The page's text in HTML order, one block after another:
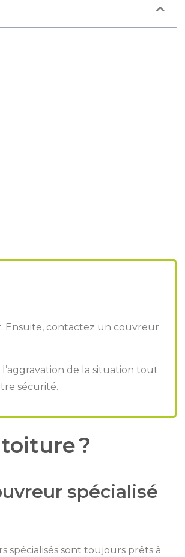
Ensuite, contactez un couvreur
de la situation tout
sécurité.
?
spécialisé
spécialisés sont toujours prêts à